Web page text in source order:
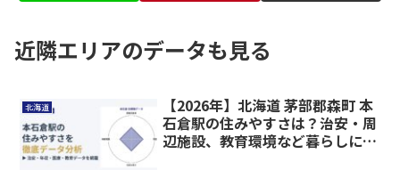
近隣エリアのデータも見る
北海道
【2026年】北海道 茅部郡森町 本
石倉駅の住みやすさは？治安・周
辺施設、教育環境など暮らしに関